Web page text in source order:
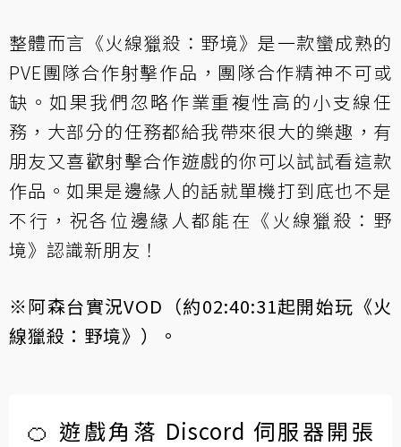
整體而言《火線獵殺：野境》是一款蠻成熟的
PVE團隊合作射擊作品，團隊合作精神不可或
缺。如果我們忽略作業重複性高的小支線任
務，大部分的任務都給我帶來很大的樂趣，有
朋友又喜歡射擊合作遊戲的你可以試試看這款
作品。如果是邊緣人的話就單機打到底也不是
不行，祝各位邊緣人都能在《火線獵殺：野
境》認識新朋友！
※阿森台實況VOD （約02:40:31起開始玩《火
線獵殺：野境》）。
🍊 遊戲角落 Discord 伺服器開張